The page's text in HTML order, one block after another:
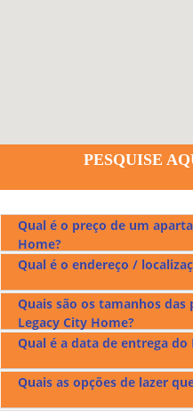
PESQUISE
Qual é o preço de um
Home?
ficam entre r$4.002.000,00 a
Qual é o endereço /
OLegacy City Home
Jardim no Setor Marista em
Quais são os tamanhos
Legacy City Home?
m² a 1105 m² e opções de 3
Qual é a data de entrega do
Quais as opções de lazer